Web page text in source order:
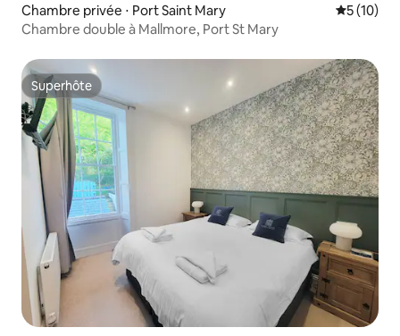
Chambre privée ⋅ Port Saint Mary
5 (10)
Chambre double à Mallmore, Port St Mary
Superhôte
Superhôte